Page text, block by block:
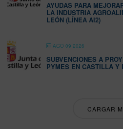
AYUDAS PARA
LA INDUSTRIA
LEÓN (LÍNEA AI2)
AGO 09 2026
SUBVENCIONES A
PYMES EN CASTILLA Y
CARGAR